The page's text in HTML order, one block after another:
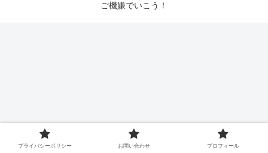
ご機嫌でいこう！
プライバシーポリシー お問い合わせ プロフィール